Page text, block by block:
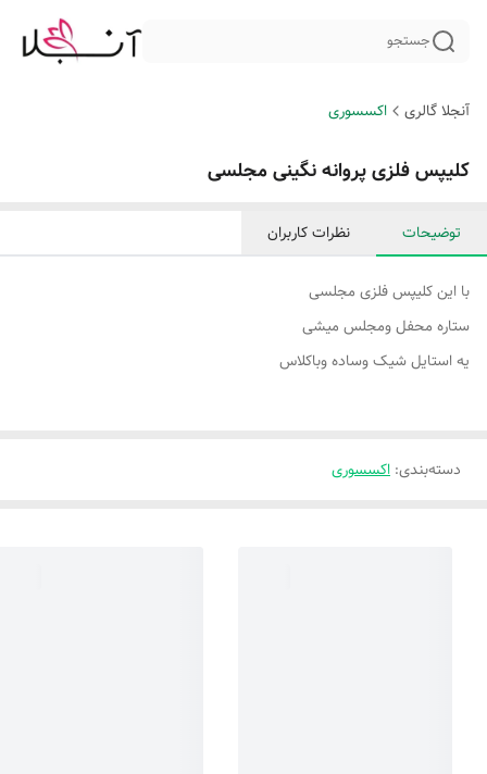
جستجو
آنجلا گالری اکسسوری
کلیپس فلزی پروانه نگینی مجلسی
توضیحات نظرات کاربران
با این کلیپس فلزی مجلسی
ستاره محفل و‌مجلس میشی
یه استایل شیک و‌ساده و‌باکلاس
دسته‌بندی: اکسسوری